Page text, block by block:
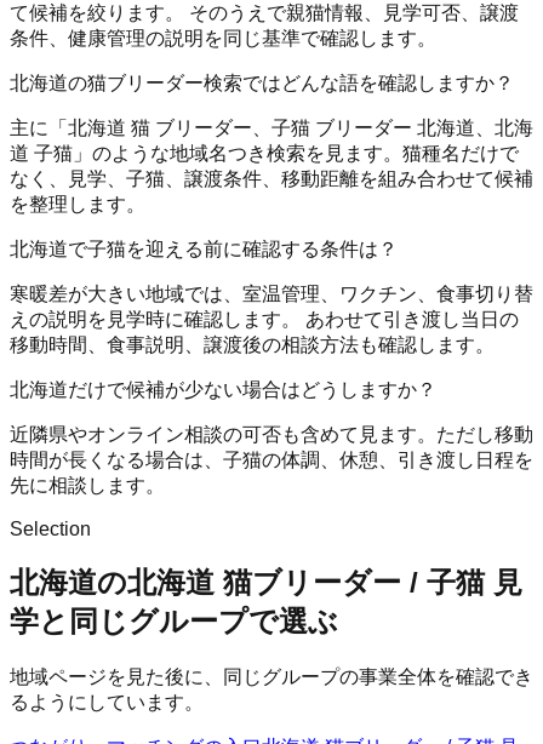
て候補を絞ります。 そのうえで親猫情報、見学可否、譲渡
条件、健康管理の説明を同じ基準で確認します。
北海道の猫ブリーダー検索ではどんな語を確認しますか？
主に「北海道 猫 ブリーダー、子猫 ブリーダー 北海道、北海
道 子猫」のような地域名つき検索を見ます。猫種名だけで
なく、見学、子猫、譲渡条件、移動距離を組み合わせて候補
を整理します。
北海道で子猫を迎える前に確認する条件は？
寒暖差が大きい地域では、室温管理、ワクチン、食事切り替
えの説明を見学時に確認します。 あわせて引き渡し当日の
移動時間、食事説明、譲渡後の相談方法も確認します。
北海道だけで候補が少ない場合はどうしますか？
近隣県やオンライン相談の可否も含めて見ます。ただし移動
時間が長くなる場合は、子猫の体調、休憩、引き渡し日程を
先に相談します。
Selection
北海道の北海道 猫ブリーダー / 子猫 見
学と同じグループで選ぶ
地域ページを見た後に、同じグループの事業全体を確認でき
るようにしています。